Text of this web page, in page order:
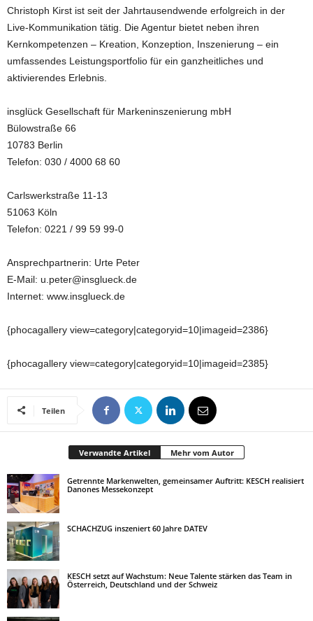
Christoph Kirst ist seit der Jahrtausendwende erfolgreich in der
Live-Kommunikation tätig. Die Agentur bietet neben ihren
Kernkompetenzen – Kreation, Konzeption, Inszenierung – ein
umfassendes Leistungsportfolio für ein ganzheitliches und
aktivierendes Erlebnis.
insglück Gesellschaft für Markeninszenierung mbH
Bülowstraße 66
10783 Berlin
Telefon: 030 / 4000 68 60
Carlswerkstraße 11-13
51063 Köln
Telefon: 0221 / 99 59 99-0
Ansprechpartnerin: Urte Peter
E-Mail: u.peter@insglueck.de
Internet: www.insglueck.de
{phocagallery view=category|categoryid=10|imageid=2386}
{phocagallery view=category|categoryid=10|imageid=2385}
Teilen
Verwandte Artikel Mehr vom Autor
Getrennte Markenwelten, gemeinsamer Auftritt: KESCH realisiert
Danones Messekonzept
SCHACHZUG inszeniert 60 Jahre DATEV
KESCH setzt auf Wachstum: Neue Talente stärken das Team in
Österreich, Deutschland und der Schweiz